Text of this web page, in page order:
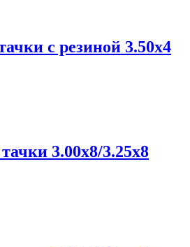
с резиной 3.50х4
3.00х8/3.25х8